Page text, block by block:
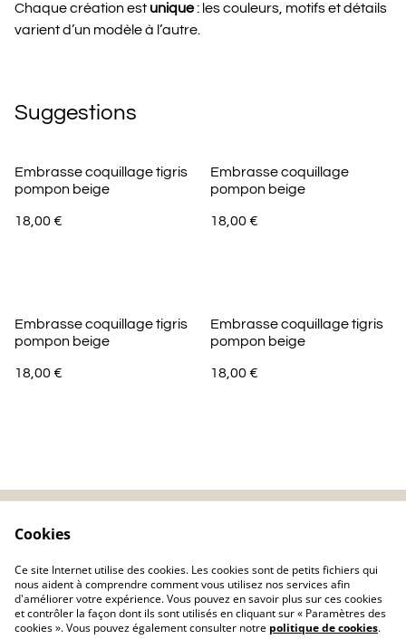
Chaque création est unique: les couleurs, motifs et détails
varient d’un modèle à l’autre.
Suggestions
Embrasse coquillage tigris
pompon beige
18,00 €
Embrasse coquillage
pompon beige
18,00 €
Embrasse coquillage tigris
pompon beige
18,00 €
Embrasse coquillage tigris
pompon beige
18,00 €
confidentialité
Cookies
Ce site Internet utilise des cookies. Les cookies sont de petits fichiers qui
nous aident à comprendre comment vous utilisez nos services afin
d'améliorer votre expérience. Vous pouvez en savoir plus sur ces cookies
et contrôler la façon dont ils sont utilisés en cliquant sur « Paramètres des
cookies ». Vous pouvez également consulter notre politique de cookies.